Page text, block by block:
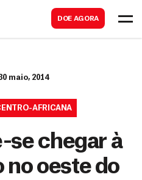
DOE AGORA
r
maio, 2014
AFRICANA
se chegar à
no oeste do
a
r